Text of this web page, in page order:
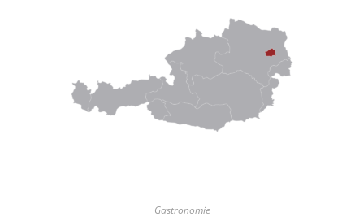
Gastronomie